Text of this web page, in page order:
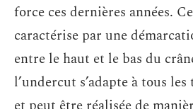
force ces dernières années.
caractérise par une
entre le haut et le bas du
l’undercut s’adapte à tous